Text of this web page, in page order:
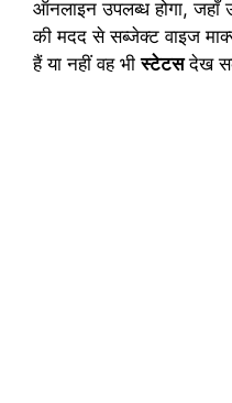
ऑनलाइन उपलब्ध होगा, जहाँ
की मदद से सब्जेक्ट वाइज
हैं या नहीं वह भीस्टेटसदेख